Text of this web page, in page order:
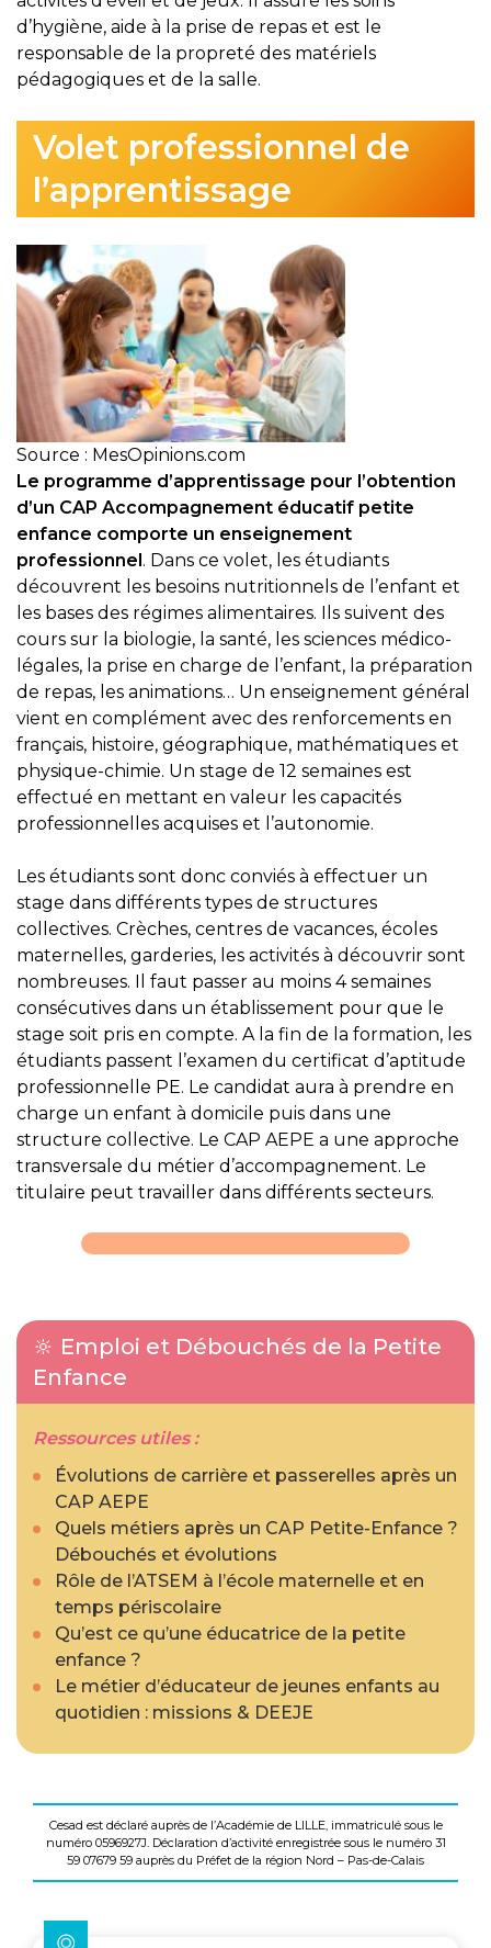
d’hygiène, aide à la prise de repas et est le
responsable de la propreté des matériels
pédagogiques et de la salle.
Volet professionnel de
l’apprentissage
Source : MesOpinions.com
Le programme d’apprentissage pour l’obtention
d’un CAP Accompagnement éducatif petite
enfance comporte un enseignement
professionnel . Dans ce volet, les étudiants
découvrent les besoins nutritionnels de l’enfant et
les bases des régimes alimentaires. Ils suivent des
cours sur la biologie, la santé, les sciences médico-
légales, la prise en charge de l’enfant, la préparation
de repas, les animations… Un enseignement général
vient en complément avec des renforcements en
français, histoire, géographique, mathématiques et
physique-chimie. Un stage de 12 semaines est
effectué en mettant en valeur les capacités
professionnelles acquises et l’autonomie.
Les étudiants sont donc conviés à effectuer un
stage dans différents types de structures
collectives. Crèches, centres de vacances, écoles
maternelles, garderies, les activités à découvrir sont
nombreuses. Il faut passer au moins 4 semaines
consécutives dans un établissement pour que le
stage soit pris en compte. A la fin de la formation, les
étudiants passent l’examen du certificat d’aptitude
professionnelle PE. Le candidat aura à prendre en
charge un enfant à domicile puis dans une
structure collective. Le CAP AEPE a une approche
transversale du métier d’accompagnement. Le
titulaire peut travailler dans différents secteurs.
🔆 Emploi et Débouchés de la Petite
Enfance
Ressources utiles :
Évolutions de carrière et passerelles après un
CAP AEPE
Quels métiers après un CAP Petite-Enfance ?
Débouchés et évolutions
Rôle de l’ATSEM à l’école maternelle et en
temps périscolaire
Qu’est ce qu’une éducatrice de la petite
enfance ?
Le métier d’éducateur de jeunes enfants au
quotidien : missions & DEEJE
Cesad est déclaré auprès de l’Académie de LILLE, immatriculé sous le
numéro 0596927J. Déclaration d’activité enregistrée sous le numéro 31
59 07679 59 auprès du Préfet de la région Nord – Pas-de-Calais